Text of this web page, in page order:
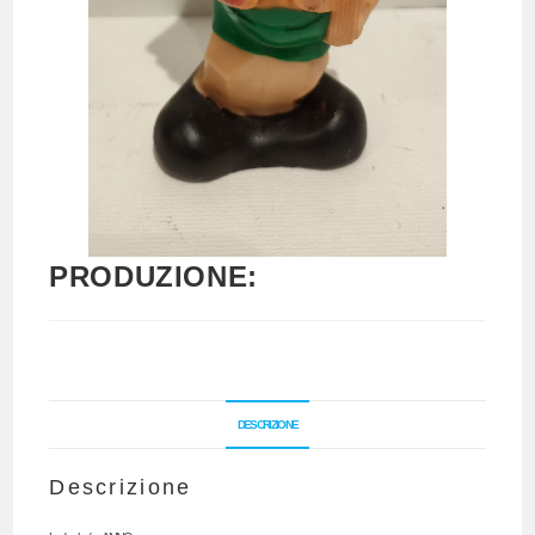
PRODUZIONE:
DESCRIZIONE
Descrizione